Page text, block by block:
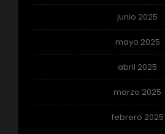
junio 2025
mayo 2025
abril 2025
marzo 2025
febrero 2025